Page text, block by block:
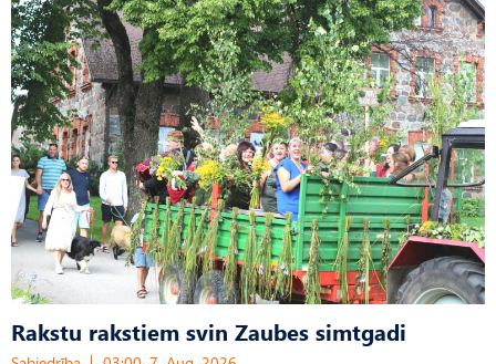
Rakstu rakstiem svin Zaubes simtgadi